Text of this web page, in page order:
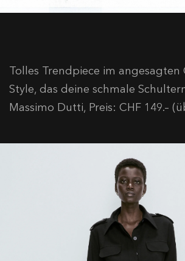
Tolles Trendpiece im angesagten
Style, das deine schmale
Massimo Dutti, Preis: CHF 149.–